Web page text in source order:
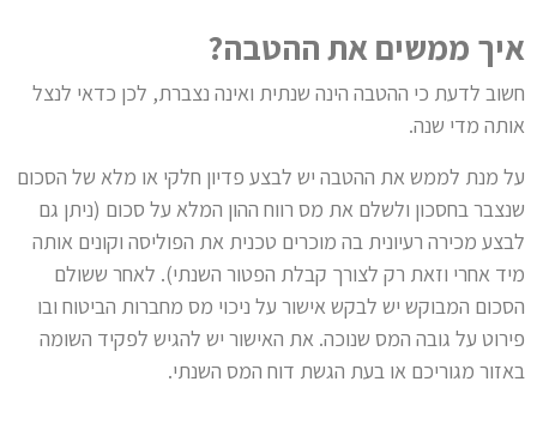
איך ממשים את ההטבה?
חשוב לדעת כי ההטבה הינה שנתית ואינה נצברת, לכן כדאי לנצל
אותה מדי שנה.
על מנת לממש את ההטבה יש לבצע פדיון חלקי או מלא של הסכום
שנצבר בחסכון ולשלם את מס רווח ההון המלא על סכום (ניתן גם
לבצע מכירה רעיונית בה מוכרים טכנית את הפוליסה וקונים אותה
מיד אחרי וזאת רק לצורך קבלת הפטור השנתי). לאחר ששולם
הסכום המבוקש יש לבקש אישור על ניכוי מס מחברות הביטוח ובו
פירוט על גובה המס שנוכה. את האישור יש להגיש לפקיד השומה
באזור מגוריכם או בעת הגשת דוח המס השנתי.